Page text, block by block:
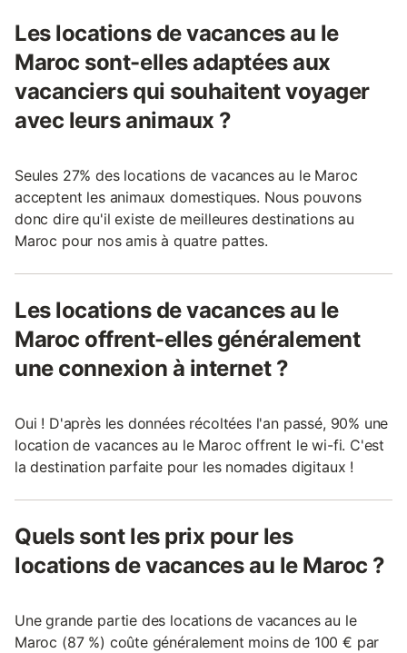
Les locations de vacances au le
Maroc sont-elles adaptées aux
vacanciers qui souhaitent voyager
avec leurs animaux ?
Seules 27% des locations de vacances au le Maroc
acceptent les animaux domestiques. Nous pouvons
donc dire qu'il existe de meilleures destinations au
Maroc pour nos amis à quatre pattes.
Les locations de vacances au le
Maroc offrent-elles généralement
une connexion à internet ?
Oui ! D'après les données récoltées l'an passé, 90% une
location de vacances au le Maroc offrent le wi-fi. C'est
la destination parfaite pour les nomades digitaux !
Quels sont les prix pour les
locations de vacances au le Maroc ?
Une grande partie des locations de vacances au le
Maroc (87 %) coûte généralement moins de 100 € par